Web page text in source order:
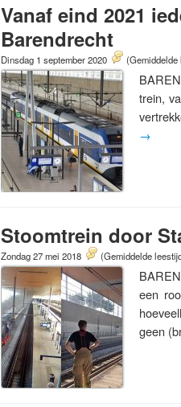
Vanaf eind 2021
Barendrecht
Dinsdag 1 september 2020 (Gemiddelde
trein,
→
Stoomtrein door
Zondag 27 mei 2018 (Gemiddelde
een
geen